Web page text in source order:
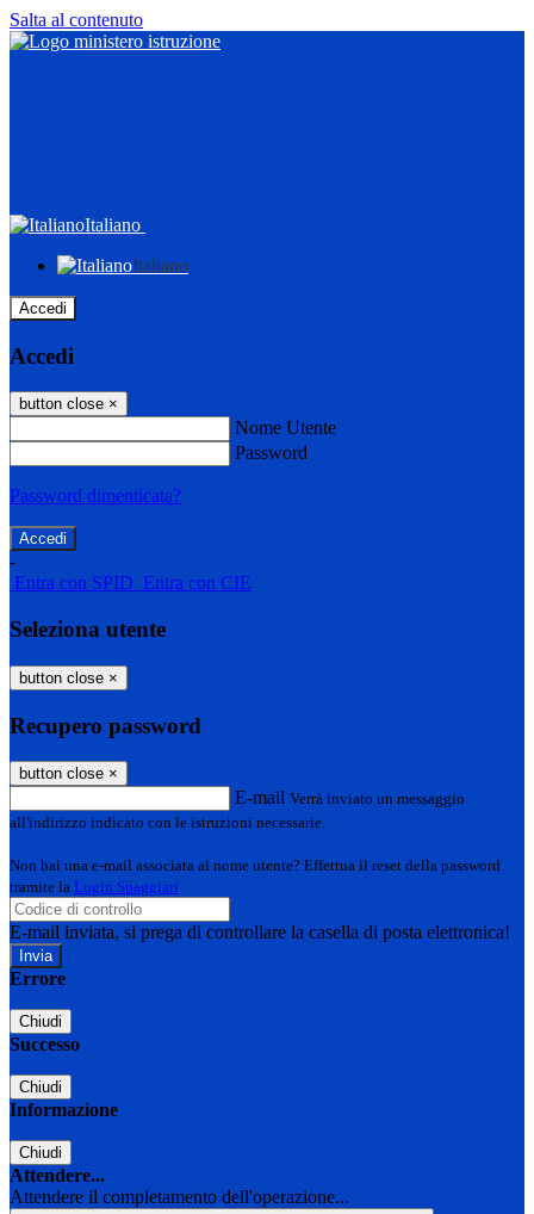
Salta al contenuto
Italiano
Italiano
Accedi
Accedi
button close ×
Nome Utente
Password
Password dimenticata?
-
Entra con SPID Entra con CIE
Seleziona utente
button close ×
Recupero password
button close ×
E-mail Verrà inviato un messaggio
all'indirizzo indicato con le istruzioni necessarie.
Non hai una e-mail associata al nome utente? Effettua il reset della password
tramite la Login Spaggiari
E-mail inviata, si prega di controllare la casella di posta elettronica!
Errore
Chiudi
Successo
Chiudi
Informazione
Chiudi
Attendere...
Attendere il completamento dell'operazione...